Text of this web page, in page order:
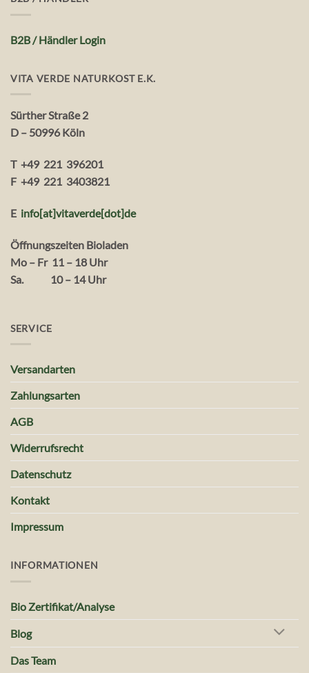
B2B / Händler Login
VITA VERDE NATURKOST E.K.
Sürther Straße 2
D – 50996 Köln
T +49 221 396201
F +49 221 3403821
E info[at]vitaverde[dot]de
Öffnungszeiten Bioladen
Mo – Fr 11 – 18 Uhr
Sa. 10 – 14 Uhr
SERVICE
Versandarten
Zahlungsarten
AGB
Widerrufsrecht
Datenschutz
Kontakt
Impressum
INFORMATIONEN
Bio Zertifikat/Analyse
Blog
Das Team